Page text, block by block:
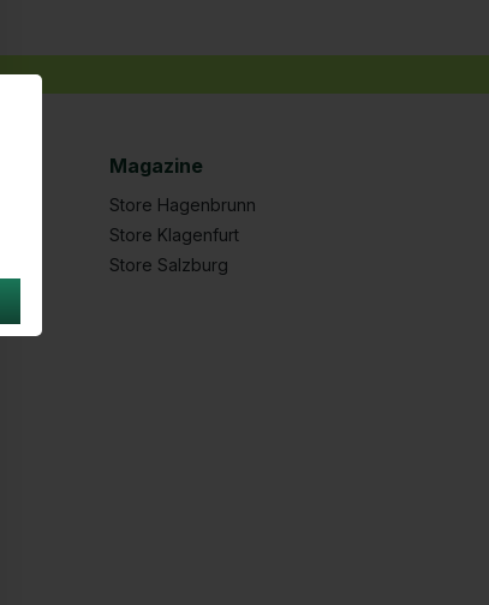
Magazine
Store Hagenbrunn
Store Klagenfurt
Store Salzburg